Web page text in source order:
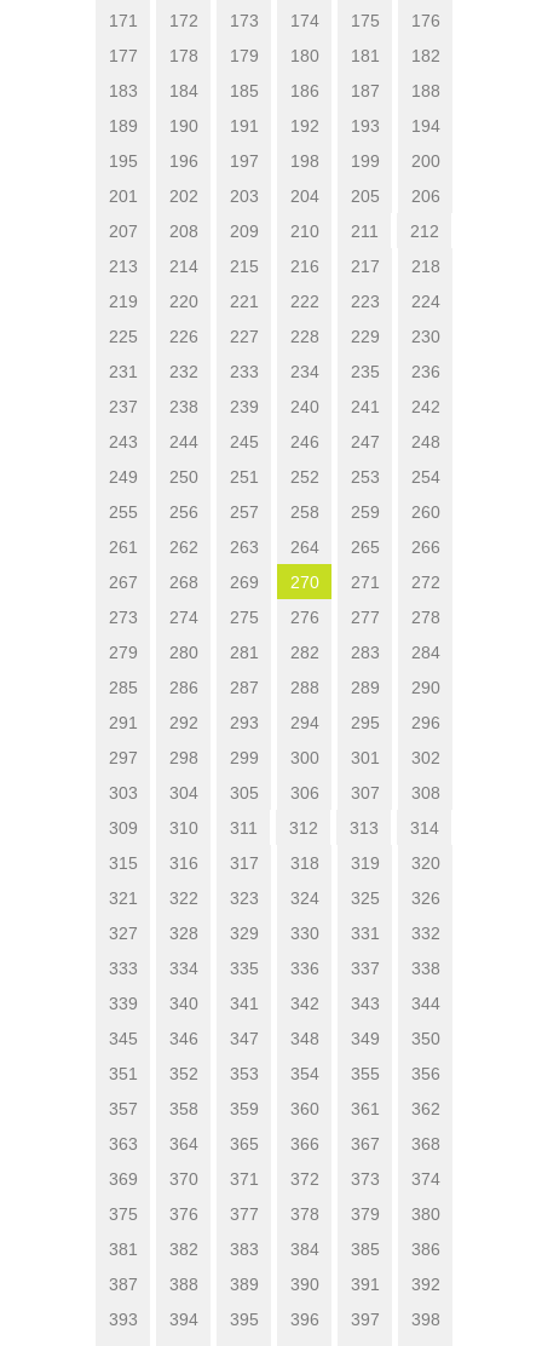
171
172 173 174 175
176
177
178 179 180 181
182
183
184 185 186 187
188
189
190 191 192 193
194
195
196 197 198 199
200
201
202 203 204 205
206
207
208 209 210 211
212
213
214 215 216 217
218
219
220 221 222 223
224
225
226 227 228 229
230
231
232 233 234 235
236
237
238 239 240 241
242
243
244 245 246 247
248
249
250 251 252 253
254
255
256 257 258 259
260
261
262 263 264 265
266
267
268 269 270 271
272
273
274 275 276 277
278
279
280 281 282 283
284
285
286 287 288 289
290
291
292 293 294 295
296
297
298 299 300 301
302
303
304 305 306 307
308
309
310 311 312 313
314
315
316 317 318 319
320
321
322 323 324 325
326
327
328 329 330 331
332
333
334 335 336 337
338
339
340 341 342 343
344
345
346 347 348 349
350
351
352 353 354 355
356
357
358 359 360 361
362
363
364 365 366 367
368
369
370 371 372 373
374
375
376 377 378 379
380
381
382 383 384 385
386
387
388 389 390 391
392
393
394 395 396 397
398